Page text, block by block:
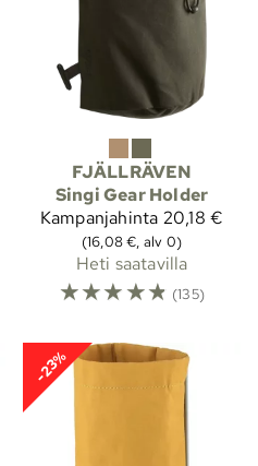
FJÄLLRÄVEN
Singi Gear Holder
Kampanjahinta 20,18 €
(16,08 €, alv 0)
Heti saatavilla
☆☆☆☆☆ (135)
-23%